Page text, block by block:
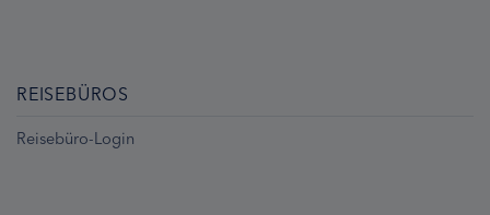
REISEBÜROS
Reisebüro-Login